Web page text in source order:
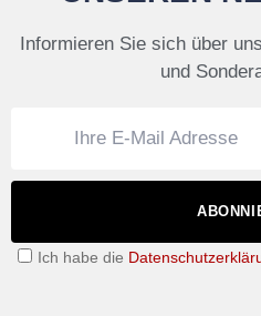
Informieren Sie sich über
und
Ich habe die